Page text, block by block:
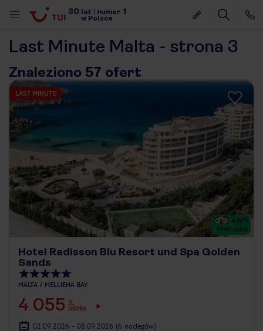
30 lat numer 1
w Polsce
Last Minute Malta - strona 3
Znaleziono 57 ofert
LAST MINUTE
4.6/5
9740 opinii
Hotel Radisson Blu Resort und Spa Golden
Sands
MALTA MELLIEHA BAY
4 055 ZŁ
OSOBA
02.09.2026 - 08.09.2026 (6 noclegów)